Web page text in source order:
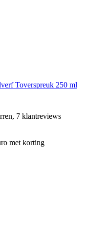
Toverspreuk 250 ml
7 klantreviews
met korting